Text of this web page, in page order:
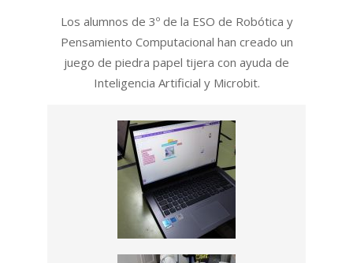
Los alumnos de 3º de la ESO de Robótica y
Pensamiento Computacional han creado un
juego de piedra papel tijera con ayuda de
Inteligencia Artificial y Microbit.